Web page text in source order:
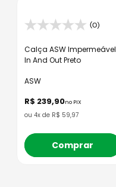
(0)
Calça ASW Impermeável
In And Out Preto
ASW
R$ 239,90no PIX
ou 4x de R$ 59,97
Comprar